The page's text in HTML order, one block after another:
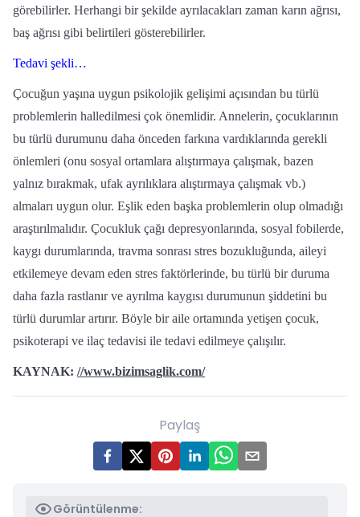
görebilirler. Herhangi bir şekilde ayrılacakları zaman karın ağrısı,
baş ağrısı gibi belirtileri gösterebilirler.
Tedavi şekli…
Çocuğun yaşına uygun psikolojik gelişimi açısından bu türlü
problemlerin halledilmesi çok önemlidir. Annelerin, çocuklarının
bu türlü durumunu daha önceden farkına vardıklarında gerekli
önlemleri (onu sosyal ortamlara alıştırmaya çalışmak, bazen
yalnız bırakmak, ufak ayrılıklara alıştırmaya çalışmak vb.)
almaları uygun olur. Eşlik eden başka problemlerin olup olmadığı
araştırılmalıdır. Çocukluk çağı depresyonlarında, sosyal fobilerde,
kaygı durumlarında, travma sonrası stres bozukluğunda, aileyi
etkilemeye devam eden stres faktörlerinde, bu türlü bir duruma
daha fazla rastlanır ve ayrılma kaygısı durumunun şiddetini bu
türlü durumlar artırır. Böyle bir aile ortamında yetişen çocuk,
psikoterapi ve ilaç tedavisi ile tedavi edilmeye çalışılır.
KAYNAK: //www.bizimsaglik.com/
Paylaş
Görüntülenme: